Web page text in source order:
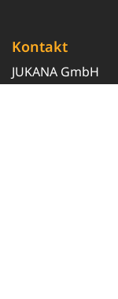
Kontakt
JUKANA GmbH